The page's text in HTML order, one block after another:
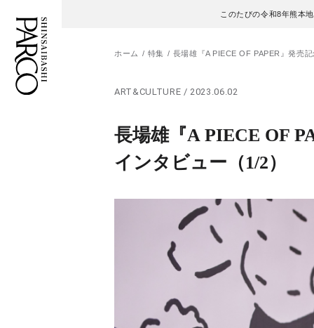
このたびの令和8年熊本
施設案内・アクセス
イベント・ポップアップ
レストラン・カフェ
PARCOメンバーズ
ホーム 特集 長場雄『A PIECE OF PAPER』発売
ART&CULTURE / 2023.06.02
長場雄『A PIECE OF
インタビュー （1/2）